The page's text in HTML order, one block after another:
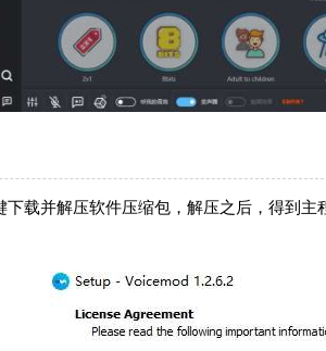
载并解压软件压缩包，解压之后，得到主